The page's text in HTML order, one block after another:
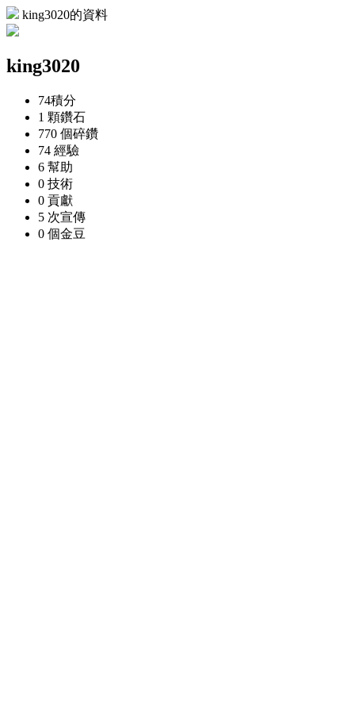
king3020的資料
king3020
74積分
1 顆鑽石
770 個碎鑽
74 經驗
6 幫助
0 技術
0 貢獻
5 次宣傳
0 個金豆